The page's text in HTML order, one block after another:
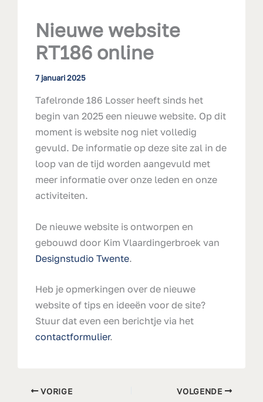
Nieuwe website
RT186 online
7 januari 2025
Tafelronde 186 Losser heeft sinds het
begin van 2025 een nieuwe website. Op dit
moment is website nog niet volledig
gevuld. De informatie op deze site zal in de
loop van de tijd worden aangevuld met
meer informatie over onze leden en onze
activiteiten.
De nieuwe website is ontworpen en
gebouwd door Kim Vlaardingerbroek van
Designstudio Twente.
Heb je opmerkingen over de nieuwe
website of tips en ideeën voor de site?
Stuur dat even een berichtje via het
contactformulier.
VORIGE VOLGENDE